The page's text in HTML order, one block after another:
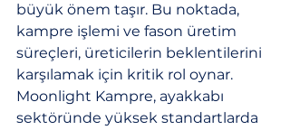
büyük önem taşır. Bu noktada,
kampre işlemi ve fason üretim
süreçleri, üreticilerin beklentilerini
karşılamak için kritik rol oynar.
Moonlight Kampre, ayakkabı
sektöründe yüksek standartlarda